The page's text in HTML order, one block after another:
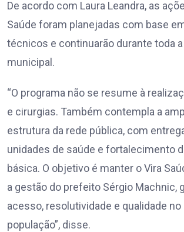
De acordo com Laura Leandra, as
Saúde foram planejadas com base
técnicos e continuarão durante toda
municipal.
“O programa não se resume à
e cirurgias. Também contempla a
estrutura da rede pública, com
unidades de saúde e fortalecimento
básica. O objetivo é manter o Vira
a gestão do prefeito Sérgio Machnic,
acesso, resolutividade e qualidade
população”, disse.